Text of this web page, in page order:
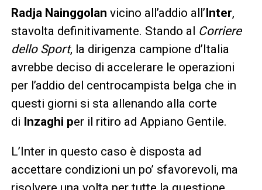
Radja Nainggolan vicino all’addio all’Inter,
stavolta definitivamente. Stando al Corriere
dello Sport, la dirigenza campione d’Italia
avrebbe deciso di accelerare le operazioni
per l’addio del centrocampista belga che in
questi giorni si sta allenando alla corte
di Inzaghi per il ritiro ad Appiano Gentile.
L’Inter in questo caso è disposta ad
accettare condizioni un po’ sfavorevoli, ma